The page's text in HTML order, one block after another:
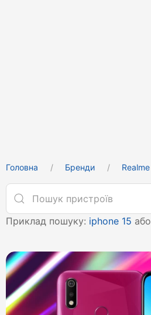
Головна Бренди Realme
Приклад пошуку: iphone 15 або